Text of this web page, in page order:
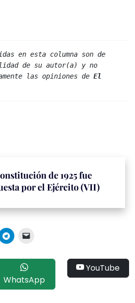
en esta columna son de
de su autor(a) y no
las opiniones de El
de 1925 fue
por el Ejército (VII)
WhatsApp
YouTube